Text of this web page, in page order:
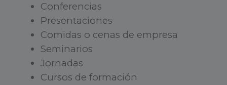
Conferencias
Presentaciones
Comidas o cenas de empresa
Seminarios
Jornadas
Cursos de formación